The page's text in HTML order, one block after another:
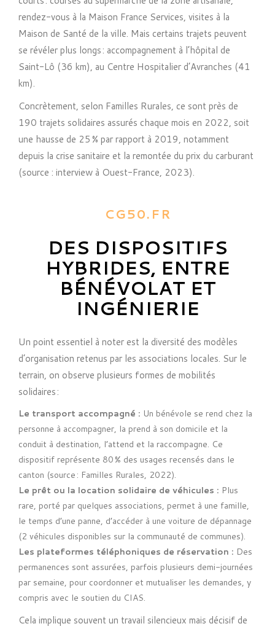
rendez-vous à la Maison France Services, visites à la
Maison de Santé de la ville. Mais certains trajets peuvent
se révéler plus longs : accompagnement à l’hôpital de
Saint-Lô (36 km), au Centre Hospitalier d’Avranches (41
km).
Concrètement, selon Familles Rurales, ce sont près de
190 trajets solidaires assurés chaque mois en 2022, soit
une hausse de 25 % par rapport à 2019, notamment
depuis la crise sanitaire et la remontée du prix du carburant
(source : interview à Ouest-France, 2023).
CG50.FR
DES DISPOSITIFS
HYBRIDES, ENTRE
BÉNÉVOLAT ET
INGÉNIERIE
Un point essentiel à noter est la diversité des modèles
d’organisation retenus par les associations locales. Sur le
terrain, on observe plusieurs formes de mobilités
solidaires :
Le transport accompagné : Un bénévole se rend chez la
personne à accompagner, la prend à son domicile et la
conduit à destination, l’attend et la raccompagne. Ce
dispositif représente 80 % des usages recensés dans le
canton (source : Familles Rurales, 2022).
Le prêt ou la location solidaire de véhicules : Plus
rare, porté par quelques associations, permet à une famille,
le temps d’une panne, d’accéder à une voiture de dépannage
(2 véhicules disponibles sur la communauté de communes).
Les plateformes téléphoniques de réservation : Des
permanences sont assurées, parfois plusieurs demi-journées
par semaine, pour coordonner et mutualiser les demandes, y
compris avec le soutien du CIAS.
Cela implique souvent un travail silencieux mais décisif de